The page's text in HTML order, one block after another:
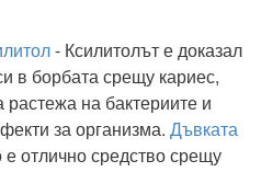
- Ксилитолът е доказал
в борбата срещу кариес,
растежа на бактериите и
за организма. Дъвката
отлично средство срещу